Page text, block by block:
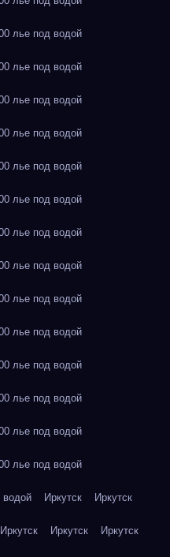
лье под водой
лье под водой
лье под водой
лье под водой
лье под водой
лье под водой
лье под водой
лье под водой
лье под водой
лье под водой
лье под водой
лье под водой
лье под водой
лье под водой
Иркутск Иркутск
Иркутск Иркутск Иркутск